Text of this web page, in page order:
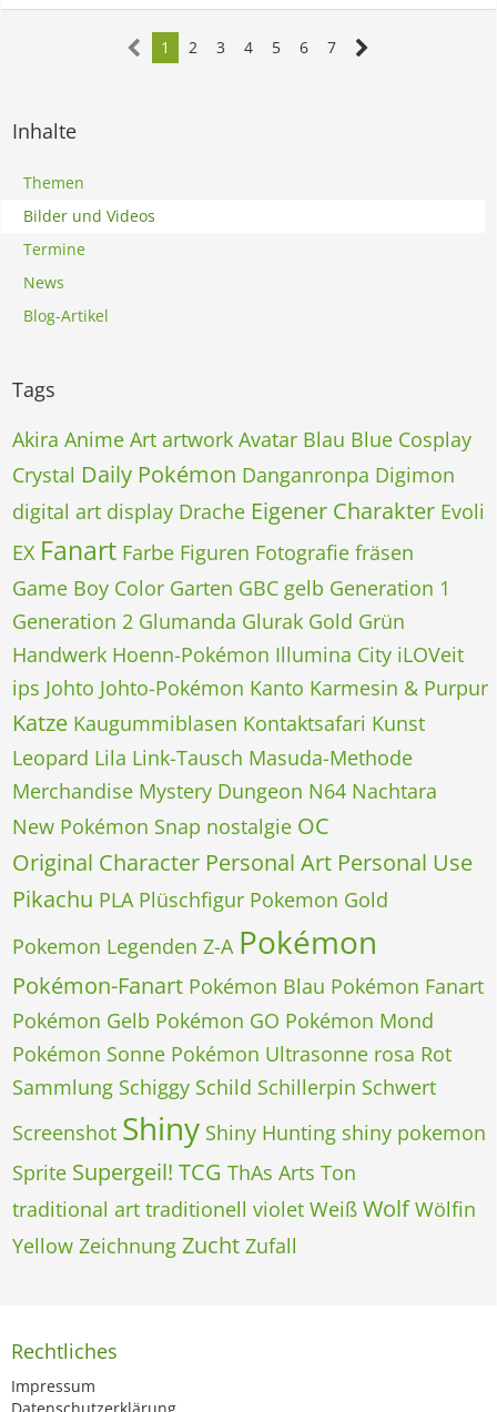
1 2 3 4 5 6 7
Inhalte
Themen
Bilder und Videos
Termine
News
Blog-Artikel
Tags
Akira Anime Art artwork Avatar Blau Blue Cosplay
Crystal Daily Pokémon Danganronpa Digimon
digital art display Drache Eigener Charakter Evoli
EX Fanart Farbe Figuren Fotografie fräsen
Game Boy Color Garten GBC gelb Generation 1
Generation 2 Glumanda Glurak Gold Grün
Handwerk Hoenn-Pokémon Illumina City iLOVeit
ips Johto Johto-Pokémon Kanto Karmesin & Purpur
Katze Kaugummiblasen Kontaktsafari Kunst
Leopard Lila Link-Tausch Masuda-Methode
Merchandise Mystery Dungeon N64 Nachtara
New Pokémon Snap nostalgie OC
Original Character Personal Art Personal Use
Pikachu PLA Plüschfigur Pokemon Gold
Pokemon Legenden Z-A Pokémon
Pokémon-Fanart Pokémon Blau Pokémon Fanart
Pokémon Gelb Pokémon GO Pokémon Mond
Pokémon Sonne Pokémon Ultrasonne rosa Rot
Sammlung Schiggy Schild Schillerpin Schwert
Screenshot Shiny Shiny Hunting shiny pokemon
Sprite Supergeil! TCG ThAs Arts Ton
traditional art traditionell violet Weiß Wolf Wölfin
Yellow Zeichnung Zucht Zufall
Rechtliches
Impressum